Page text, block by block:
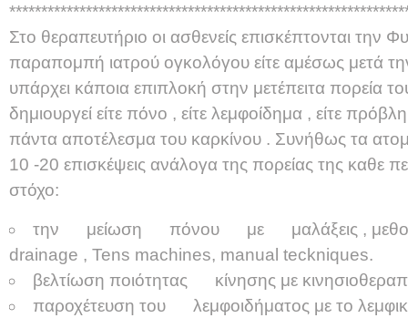
Στο θεραπευτήριο οι ασθενείς επισκέπτονται την
παραπομπή ιατρού ογκολόγου είτε αμέσως μετά
υπάρχει κάποια επιπλοκή στην μετέπειτα πορεία
δημιουργεί είτε πόνο , είτε λεμφοίδημα , είτε
πάντα αποτέλεσμα του καρκίνου . Συνήθως τα
10 -20 επισκέψεις ανάλογα της πορείας της καθε
στόχο:
την μείωση πόνου με μαλάξεις ,
drainage , Tens machines, manual teckniques.
βελτίωση ποιότητας κίνησης με
παροχέτευση του λεμφοιδήματος με το